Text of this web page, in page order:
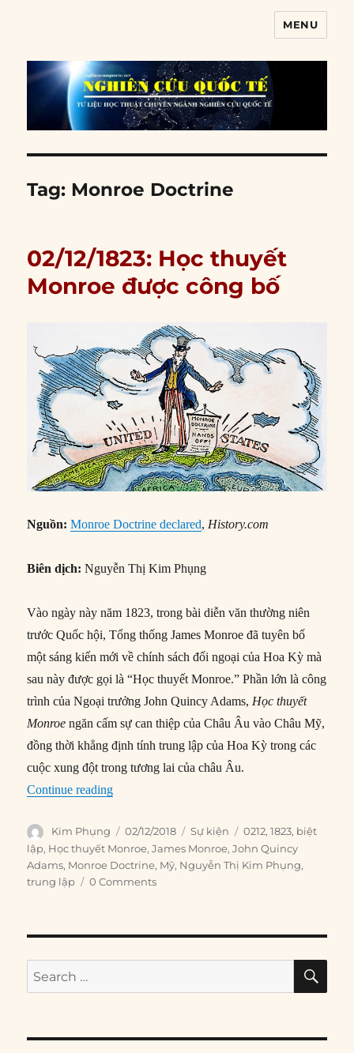
MENU
Tag: Monroe Doctrine
02/12/1823: Học thuyết
Monroe được công bố
Nguồn:Monroe Doctrine declared,History.com
Biên dịch: Nguyễn Thị Kim Phụng
Vào ngày này năm 1823, trong bài diễn văn thường niên
trước Quốc hội, Tổng thống James Monroe đã tuyên bố
một sáng kiến mới về chính sách đối ngoại của Hoa Kỳ mà
sau này được gọi là “Học thuyết Monroe.” Phần lớn là công
trình của Ngoại trưởng John Quincy Adams,Học thuyết
Monroe ngăn cấm sự can thiệp của Châu Âu vào Châu Mỹ,
đồng thời khẳng định tính trung lập của Hoa Kỳ trong các
cuộc xung đột trong tương lai của châu Âu.
Continue reading“02/12/1823: Học thuyết Monroe được công
Author
Kim Phụng
Posted
on
02/12/2018 Categories
Sự kiện Tags
0212,1823, biệt
lập, Học thuyết Monroe,James Monroe,John Quincy
Adams, Monroe Doctrine, Mỹ, Nguyễn Thị Kim Phụng,
trung lập
0 Comments
Search
for: